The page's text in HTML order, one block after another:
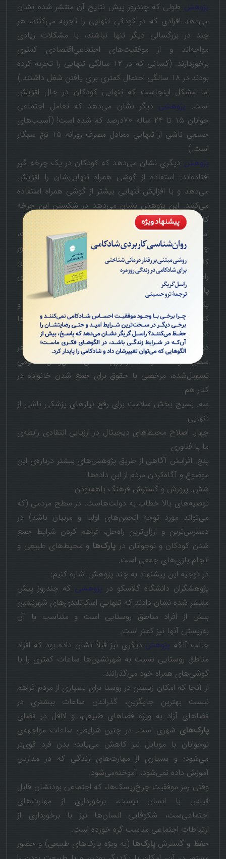
پژوهش طولی که چندروز پیش نتایج آن منتشر شده نشان
می‌دهد افرادی که در کودکی تنهایی را تجربه می‌کنند، هر
چند در بزرگسالی دیگر تنها نباشند، با مشکلات زیادی
مواجه‌اند و از موفقیت‌های اجتماعی‌اقتصادی کمتری
برخوردارند. (کسانی که در ۱۲ سالگی تنهایی را تجربه کرده
بودند در ۱۸ سالگی احتمال کمتری برای یافتن شغل داشتند.)
اما مشکل اینجاست که تنهایی کودکان در حال افزایش
است. پژوهشی دیگر نشان می‌دهد که تعامل اجتماعی
جوانان ۱۵ تا ۲۴ ساله ۷۰درصد کم شده است! (آسیب‌های
جسمی ناشی از تنهایی معادل مصرف روزانه ۱۵ نخ سیگار
است.)
پژوهش
دیگری نشان می‌‎دهد که کودکان در یک چرخه گیر
افتاده‌اند: استفاده از گوشی همراه تنهایی‌شان را افزایش
می‌دهد و با افزایش تنهایی بیشتر از گوشی همراه استفاده
می‌کنند. این پژوهش نشان می‌دهد در شکستن این چرخه
کار چندانی از والدین ساخته نیست.
اما اگر به صورت انفرادی کار چندانی از والدین ساخته نیست،
چه باید کرد؟ در آمریکا شش راهکار در سطح ملی در دستور
کار قرار گرفته است که می‌تواند برای همه کشورها به‌عنوان
راهکارِ مقابله با بحران در دستور کار قرار گیرد و توسعه‌ی
پارک‌هادر صدر آن است:
یک. تقویت زیرساخت‌های اجتماعی: توسعه‌ی
و
کتابخانه‌ها و همچنین برنامه‌های عمومی (از جمله جشن‌ها
در فضاهای باز)
دو. اجرای سیاست‌های عمومی حامی برقراری ارتباط در هر
سطح توسط دولت: برقراری امکان حمل‌ونقل عمومی
تسهیل‌شده، مرخصی با حقوق برای جمع شدن خانواده در
کنار هم
سه. بسیج بخش سلامت برای رفع نیازهای پزشکی ناشی از
تنهایی
چهار. اصلاح محیط‌های دیجیتال در ارزیابی انتقادی رابطه‌ی
ما با فناوری
پنج. افزایش آگاهی از طریق پژوهش‌های بیشتر درباره‌ی این
موضوع و آگاه‌کردن مردم از این داده‌ها
شش. پرورش و گسترش فرهنگ باهم‌بودن
توصیه‌های بالا خطاب به دولت‌هاست. در سطح مردمی (که
می‌تواند مورد توجه انجمن‌های اوليا و مربیان باشد) در
دسترس‌ترین و ارزان‌ترین راه‌حل، فراهم کردن شرایط جمع
شدن کودکان و نوجوانان در پارک‌ها و محیط‌های طبیعی و
انجام بازی‌های جمعی است.
در توجیه این پیشنهاد به چند پژوهش اشاره کنیم:
پژوهشگران دانشگاه گلاسکو در پژوهشی که چندروز پیش
منتشر شده نشان دادند که تنهاییِ اسکاتلندی‌های شهرنشین
بیش از افراد مناطق روستایی است و متناسب با آن
به‌زیستی آنها نیز کمتر است.
جالب آنکه پژوهش دیگری نیز قبلاً نشان داده بود که افراد
مناطق روستایی نسبت به شهرنشین‌ها ساعات کمتری را با
گوشی‌های همراه خود می‌گذرانند.
از آنجا که امکان زیستن در روستا برای بسیاری از مردم فراهم
نیست بهترین جایگزین، گذراندن ساعات بیشتری در
فضاهای آزاد به ویژه فضاهای طبیعی، و لااقل در فضای
پارک‌های شهری است. در چنین شرایطی ساعات مواجهه‌ی
نوجوانان با موبایل نیز کاهش می‌یابد؛ بدن فرد قوی‌تر
می‌شود؛ و بسیاری از مهارت‌های زندگی که در مدارس
آموزش داده نمی‌شود، آموخته‌می‌شود.
وقتی رمز موفقیت چرخ‌ریسک‌ها، که اجتماعی بودنشان قابل
قیاس با انسان نیست، برخورداری از مهارت‌های
اجتماعی‌ست، شکوفایی انسان‌ها نیز با برخورداری از
ارتباطات اجتماعی مناسب گره خورده است.
حفظ و گسترشپارک‌ها (به ویژه پارک‌های طبیعی) و حضور